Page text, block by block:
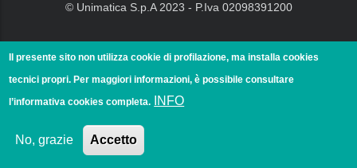
© Unimatica S.p.A 2023 - P.Iva 02098391200
Il presente sito non utilizza cookie di profilazione, ma installa cookies
tecnici propri. Per maggiori informazioni, è possibile consultare
l’informativa cookies completa.
INFO
No, grazie Accetto